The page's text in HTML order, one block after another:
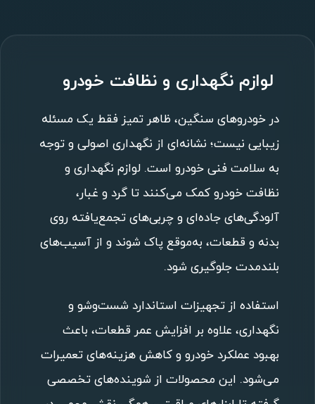
لوازم نگهداری و نظافت خودرو
در خودروهای سنگین، ظاهر تمیز فقط یک مسئله
زیبایی نیست؛ نشانه‌ای از نگهداری اصولی و توجه
به سلامت فنی خودرو است. لوازم نگهداری و
نظافت خودرو کمک می‌کنند تا گرد و غبار،
آلودگی‌های جاده‌ای و چربی‌های تجمع‌یافته روی
بدنه و قطعات، به‌موقع پاک شوند و از آسیب‌های
بلندمدت جلوگیری شود.
استفاده از تجهیزات استاندارد شست‌وشو و
نگهداری، علاوه بر افزایش عمر قطعات، باعث
بهبود عملکرد خودرو و کاهش هزینه‌های تعمیرات
می‌شود. این محصولات از شوینده‌های تخصصی